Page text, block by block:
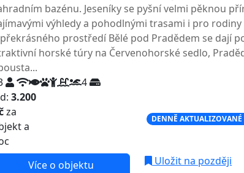
bazénu. Jeseníky se pyšní velmi pěknou
výhledy a pohodlnými trasami i pro rodiny
prostředí Bělé pod Pradědem se dají
horské túry na Červenohorské sedlo,
4
3.200
za
a
DENNĚ
Více o objektu Uložit na později